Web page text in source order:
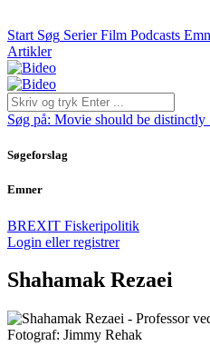
Start Søg Serier Film Podcasts
Artikler
Søg på: Movie should be distinctly
Søgeforslag
Emner
BREXIT Fiskeripolitik
Login eller registrer
Shahamak Rezaei